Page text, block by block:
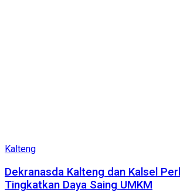
Kalteng
Dekranasda Kalteng dan Kalsel
Tingkatkan Daya Saing UMKM